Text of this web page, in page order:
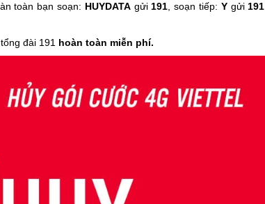
toàn bạn soạn: HUYDATAgửi191, soạn tiếp: Y gửi191
đài 191hoàn toàn miễn phí.